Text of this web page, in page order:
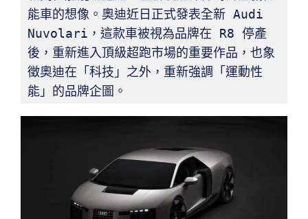
能車的想像。奧迪近日正式發表全新 Audi
Nuvolari，這款車被視為品牌在 R8 停產
後，重新進入頂級超跑市場的重要作品，也象
徵奧迪在「科技」之外，重新強調「運動性
能」的品牌企圖。